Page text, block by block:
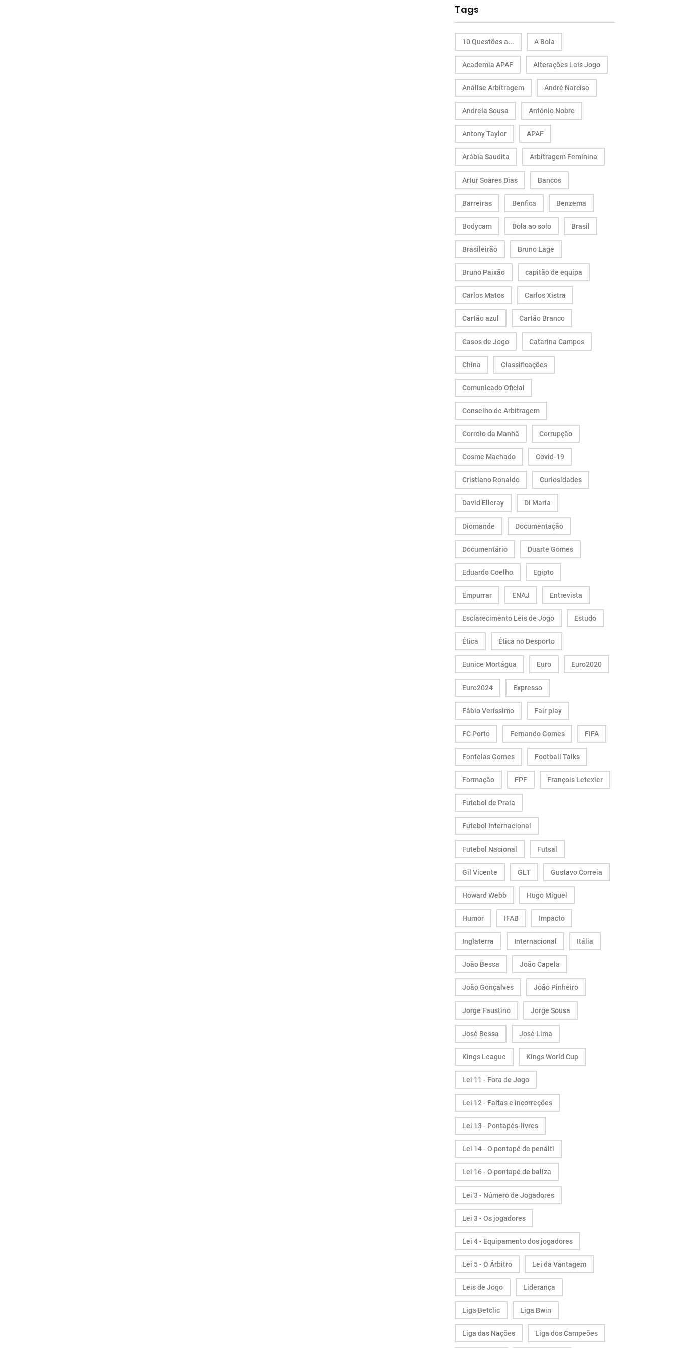
Tags
10 Questões a... A Bola
Academia APAF Alterações Leis Jogo
Análise Arbitragem André Narciso
Andreia Sousa António Nobre
Antony Taylor APAF
Arábia Saudita Arbitragem Feminina
Artur Soares Dias Bancos
Barreiras Benfica Benzema
Bodycam Bola ao solo Brasil
Brasileirão Bruno Lage
Bruno Paixão capitão de equipa
Carlos Matos Carlos Xistra
Cartão azul Cartão Branco
Casos de Jogo Catarina Campos
China Classificações
Comunicado Oficial
Conselho de Arbitragem
Correio da Manhã Corrupção
Cosme Machado Covid-19
Cristiano Ronaldo Curiosidades
David Elleray Di Maria
Diomande Documentação
Documentário Duarte Gomes
Eduardo Coelho Egipto
Empurrar ENAJ Entrevista
Esclarecimento Leis de Jogo Estudo
Ética Ética no Desporto
Eunice Mortágua Euro Euro2020
Euro2024 Expresso
Fábio Veríssimo Fair play
FC Porto Fernando Gomes FIFA
Fontelas Gomes Football Talks
Formação FPF François Letexier
Futebol de Praia
Futebol Internacional
Futebol Nacional Futsal
Gil Vicente GLT Gustavo Correia
Howard Webb Hugo Miguel
Humor IFAB Impacto
Inglaterra Internacional Itália
João Bessa João Capela
João Gonçalves João Pinheiro
Jorge Faustino Jorge Sousa
José Bessa José Lima
Kings League Kings World Cup
Lei 11 - Fora de Jogo
Lei 12 - Faltas e incorreções
Lei 13 - Pontapés-livres
Lei 14 - O pontapé de penálti
Lei 16 - O pontapé de baliza
Lei 3 - Número de Jogadores
Lei 3 - Os jogadores
Lei 4 - Equipamento dos jogadores
Lei 5 - O Árbitro Lei da Vantagem
Leis de Jogo Liderança
Liga Betclic Liga Bwin
Liga das Nações Liga dos Campeões